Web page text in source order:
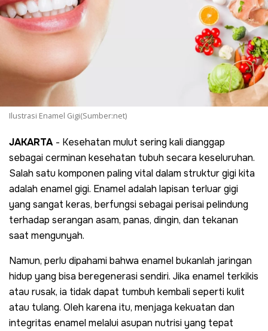
Ilustrasi Enamel Gigi(Sumber:net)
JAKARTA - Kesehatan mulut sering kali dianggap
sebagai cerminan kesehatan tubuh secara keseluruhan.
Salah satu komponen paling vital dalam struktur gigi kita
adalah enamel gigi. Enamel adalah lapisan terluar gigi
yang sangat keras, berfungsi sebagai perisai pelindung
terhadap serangan asam, panas, dingin, dan tekanan
saat mengunyah.
Namun, perlu dipahami bahwa enamel bukanlah jaringan
hidup yang bisa beregenerasi sendiri. Jika enamel terkikis
atau rusak, ia tidak dapat tumbuh kembali seperti kulit
atau tulang. Oleh karena itu, menjaga kekuatan dan
integritas enamel melalui asupan nutrisi yang tepat